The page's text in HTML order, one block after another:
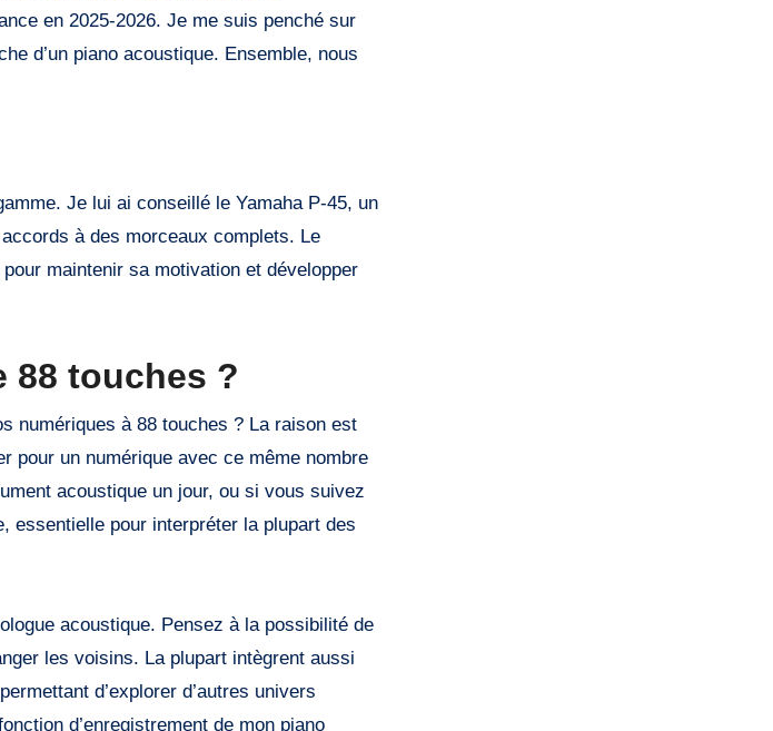
en 2025-2026. Je me suis penché sur
d’un piano acoustique. Ensemble, nous
Je lui ai conseillé le Yamaha P-45, un
à des morceaux complets. Le
maintenir sa motivation et développer
88 touches ?
numériques à 88 touches ? La raison est
pour un numérique avec ce même nombre
acoustique un jour, ou si vous suivez
essentielle pour interpréter la plupart des
acoustique. Pensez à la possibilité de
les voisins. La plupart intègrent aussi
d’explorer d’autres univers
d’enregistrement de mon piano